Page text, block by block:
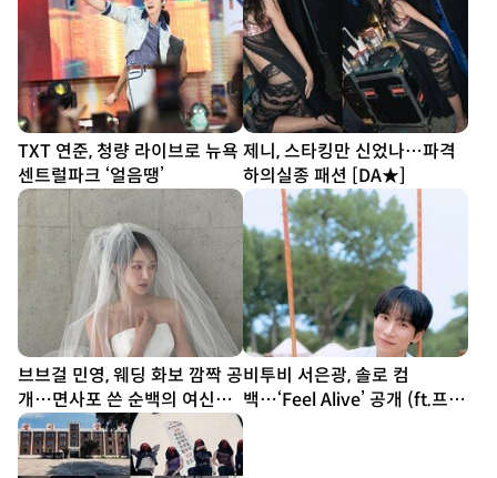
TXT 연준, 청량 라이브로 뉴욕
센트럴파크 ‘얼음땡’
제니, 스타킹만 신었나…파격
하의실종 패션 [DA★]
브브걸 민영, 웨딩 화보 깜짝 공
개…면사포 쓴 순백의 여신
[DA★]
비투비 서은광, 솔로 컴
백…‘Feel Alive’ 공개 (ft.프니